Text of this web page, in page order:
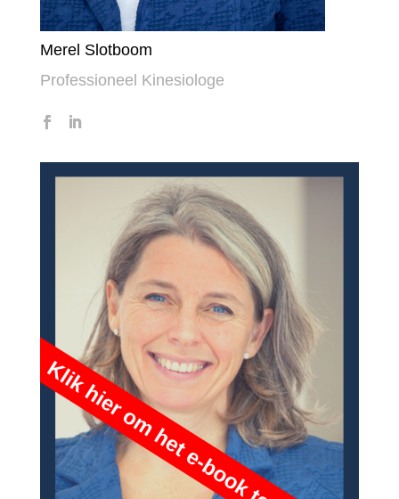
Merel Slotboom
Professioneel Kinesiologe